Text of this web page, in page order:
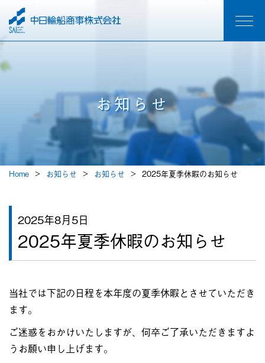
お知らせ
Home お知らせ お知らせ 2025年夏季休暇のお知らせ
2025年8月5日
2025年夏季休暇のお知らせ
当社では下記の日程を本年度の夏季休暇とさせていただき
ます。
ご迷惑をおかけいたしますが、何卒ご了承いただきますよ
うお願い申し上げます。